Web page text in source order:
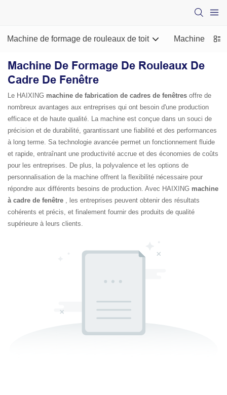
Machine de formage de rouleaux de toit Machine de
Machine De Formage De Rouleaux De
Cadre De Fenêtre
Le HAIXING machine de fabrication de cadres de fenêtres offre de
nombreux avantages aux entreprises qui ont besoin d'une production
efficace et de haute qualité. La machine est conçue dans un souci de
précision et de durabilité, garantissant une fiabilité et des performances
à long terme. Sa technologie avancée permet un fonctionnement fluide
et rapide, entraînant une productivité accrue et des économies de coûts
pour les entreprises. De plus, la polyvalence et les options de
personnalisation de la machine offrent la flexibilité nécessaire pour
répondre aux différents besoins de production. Avec HAIXING machine
à cadre de fenêtre
, les entreprises peuvent obtenir des résultats
cohérents et précis, et finalement fournir des produits de qualité
supérieure à leurs clients.